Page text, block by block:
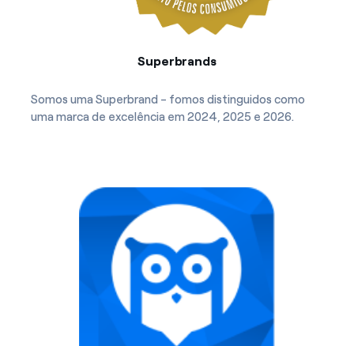
Superbrands
Somos uma Superbrand - fomos distinguidos como
uma marca de excelência em 2024, 2025 e 2026.